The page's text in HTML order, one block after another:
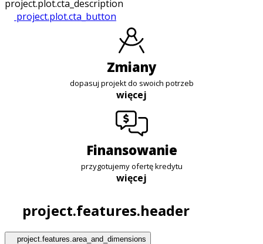
project.plot.cta_description
project.plot.cta_button
zmiany
dopasuj projekt do swoich potrzeb
więcej
finansowanie
przygotujemy ofertę kredytu
więcej
project.features.header
project.features.area_and_dimensions